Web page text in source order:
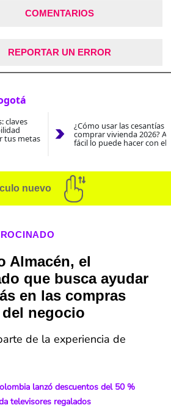
COMENTARIOS
REPORTAR UN ERROR
claves
tus metas
¿Cómo usar las cesantías
comprar vivienda 2026?
fácil lo puede hacer con el
nuevo
Almacén, el
que busca ayudar
en las compras
negocio
de la experiencia de
lanzó descuentos del 50 %
televisores regalados